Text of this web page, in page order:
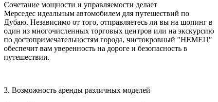
Сочетание мощности и управляемости делает
Мерседес идеальным автомобилем для путешествий по
Дубаю. Независимо от того, отправляетесь ли вы на шопинг в
один из многочисленных торговых центров или на экскурсию
по достопримечательностям города, чистокровный "НЕМЕЦ"
обеспечит вам уверенность на дороге и безопасность в
путешествии.
3. Возможность аренды различных моделей